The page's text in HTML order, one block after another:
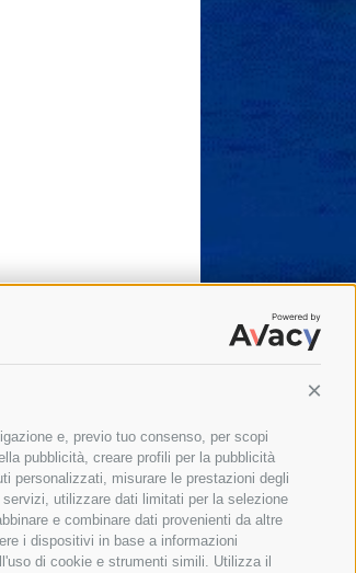
e, previo tuo consenso, per scopi
pubblicità, creare profili per la pubblicità
personalizzati, misurare le prestazioni degli
utilizzare dati limitati per la selezione
e combinare dati provenienti da altre
i dispositivi in base a informazioni
di cookie e strumenti simili. Utilizza il